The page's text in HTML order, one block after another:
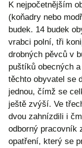
K nejpočetnějším
(koňadry nebo
budek. 14 budek
vrabci polní, tři
drobných pěvců v
puštíků obecných
těchto obyvatel se
jednou, čímž se
ještě zvýší. Ve
dvou zahnízdili i
odborný pracovník
opatření, který se